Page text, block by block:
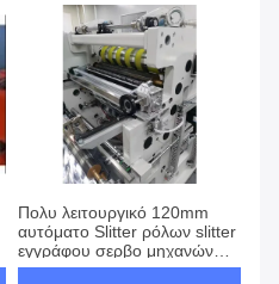
Πολυ λειτουργικό 120mm
αυτόματο Slitter ρόλων slitter
εγγράφου σερβο μηχανών
Drive rewinder επεξεργάζεται